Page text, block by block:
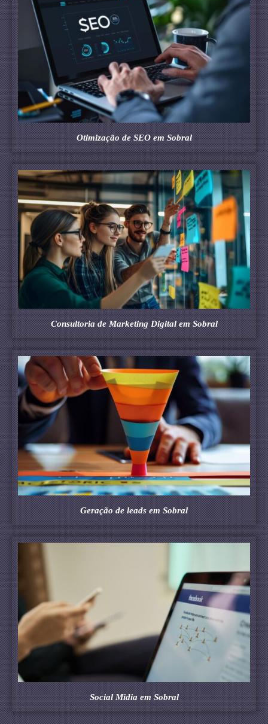
Otimização de SEO em Sobral
Consultoria de Marketing Digital em Sobral
Geração de leads em Sobral
Social Midia em Sobral